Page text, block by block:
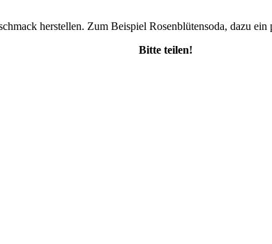
herstellen. Zum Beispiel Rosenblütensoda, dazu
Bitte teilen!